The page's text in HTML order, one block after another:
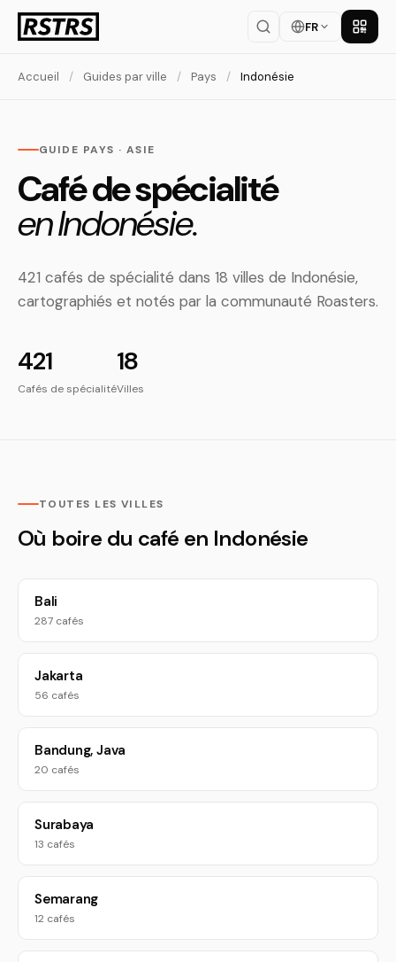
FR
Accueil / Guides par ville / Pays / Indonésie
GUIDE PAYS · ASIE
Café de spécialité
en Indonésie.
421 cafés de spécialité dans 18 villes de Indonésie,
cartographiés et notés par la communauté Roasters.
421
Cafés de spécialité
18
Villes
TOUTES LES VILLES
Où boire du café en Indonésie
Bali
287 cafés
Jakarta
56 cafés
Bandung, Java
20 cafés
Surabaya
13 cafés
Semarang
12 cafés